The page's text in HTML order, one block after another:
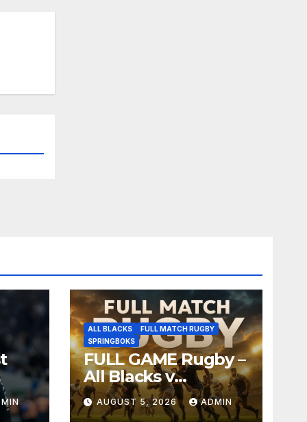
ALL BLACKS
FULL MATCH RUGBY
SPRINGBOKS
FULL GAME Rugby –
All Blacks v
Springboks – 1996 –
Pretoria
AUGUST 5, 2026 ADMIN